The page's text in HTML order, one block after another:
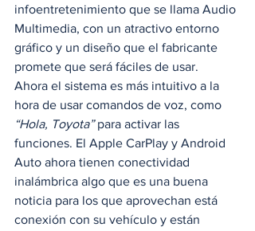
infoentretenimiento que se llama Audio
Multimedia, con un atractivo entorno
gráfico y un diseño que el fabricante
promete que será fáciles de usar.
Ahora el sistema es más intuitivo a la
hora de usar comandos de voz, como
“Hola, Toyota” para activar las
funciones. El Apple CarPlay y Android
Auto ahora tienen conectividad
inalámbrica algo que es una buena
noticia para los que aprovechan está
conexión con su vehículo y están